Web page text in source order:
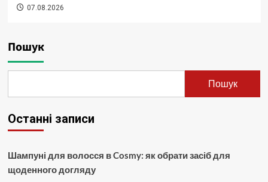
07.08.2026
Пошук
Пошук
Останні записи
Шампуні для волосся в Cosmy: як обрати засіб для
щоденного догляду